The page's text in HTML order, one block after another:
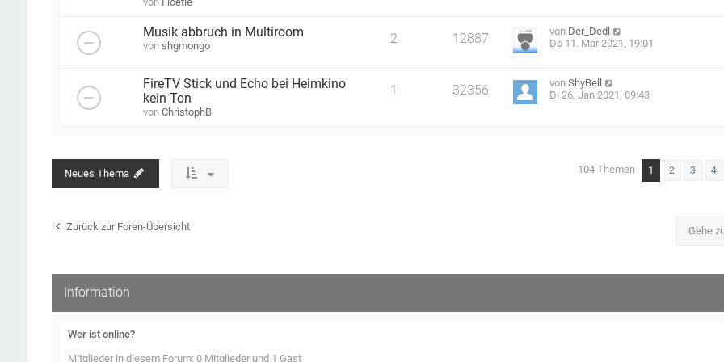
Musik abbruch in Multiroom
von shgmongo 2 12887
von Der_Dedl
Do 11. Mär 2021, 19:01
FireTV Stick und Echo bei Heimkino
kein Ton
von ChristophB
1 32356
vonShyBell
Di 26. Jan 2021, 09:43
Neues Thema 104 Themen 1 2 3 4
Zurück zur Foren-Übersicht Gehe
Information
Wer ist online?
Mitglieder in diesem Forum: 0 Mitglieder und 1 Gast